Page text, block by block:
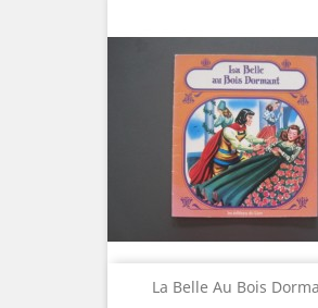
La Belle Au Bois